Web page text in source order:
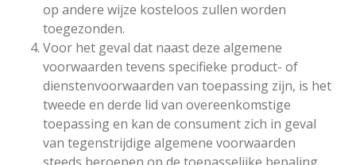
op andere wijze kosteloos zullen worden
toegezonden.
Voor het geval dat naast deze algemene
voorwaarden tevens specifieke product- of
dienstenvoorwaarden van toepassing zijn, is het
tweede en derde lid van overeenkomstige
toepassing en kan de consument zich in geval
van tegenstrijdige algemene voorwaarden